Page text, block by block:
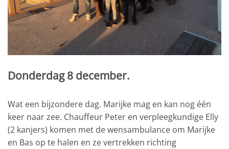
Donderdag 8 december.
Wat een bijzondere dag. Marijke mag en kan nog één
keer naar zee. Chauffeur Peter en verpleegkundige Elly
(2 kanjers) komen met de wensambulance om Marijke
en Bas op te halen en ze vertrekken richting